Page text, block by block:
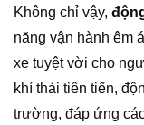
Không chỉ vậy,
năng vận hành êm
xe tuyệt vời cho
khí thải tiên tiến,
trường, đáp ứng